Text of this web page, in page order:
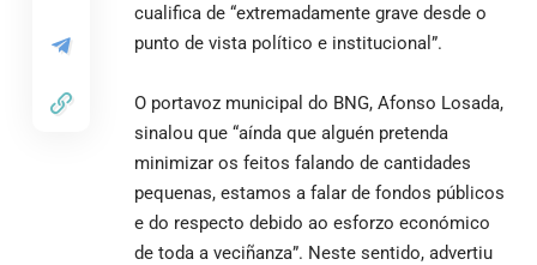
cualifica de “extremadamente grave desde o
punto de vista político e institucional”.
O portavoz municipal do BNG, Afonso Losada,
sinalou que “aínda que alguén pretenda
minimizar os feitos falando de cantidades
pequenas, estamos a falar de fondos públicos
e do respecto debido ao esforzo económico
de toda a veciñanza”. Neste sentido, advertiu